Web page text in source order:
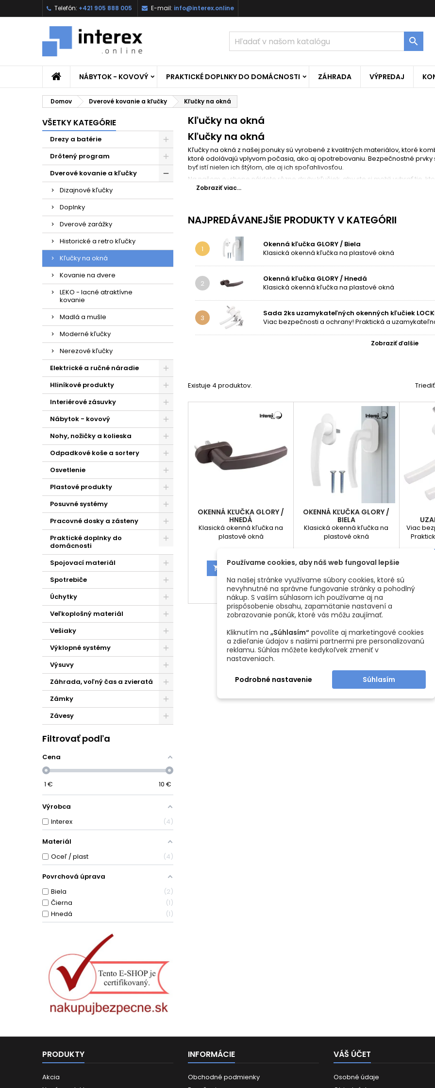
Telefón: +421 905 888 005 E-mail: info@interex.online

NÁBYTOK - KOVOVÝ PRAKTICKÉ DOPLNKY DO DOMÁCNOSTI ZÁHRADA VÝPREDAJ
Domov Dverové kovanie a kľučky Kľučky na okná
VŠETKY KATEGÓRIE
Drezy a batérie
Drôtený program
Dverové kovanie a kľučky
Dizajnové kľučky
Doplnky
Dverové zarážky
Historické a retro kľučky
Kľučky na okná
Kovanie na dvere
LEKO - lacné atraktívne
kovanie
Madlá a mušle
Moderné kľučky
Nerezové kľučky
Elektrické a ručné náradie
Hliníkové produkty
Interiérové zásuvky
Nábytok - kovový
Nohy, nožičky a kolieska
Odpadkové koše a sortery
Osvetlenie
Plastové produkty
Posuvné systémy
Pracovné dosky a zásteny
Praktické doplnky do
domácnosti
Spojovací materiál
Spotrebiče
Úchytky
Veľkoplošný materiál
Vešiaky
Výklopné systémy
Výsuvy
Záhrada, voľný čas a zvieratá
Zámky
Závesy
Filtrovať podľa
Cena
1 € 10 €
Výrobca
Interex
4
Materiál
Oceľ / plast
4
Povrchová úprava
Biela
2
Čierna
1
Hnedá
1
Kľučky na okná
Kľučky na okná
Kľučky na okná z našej ponuky sú vyrobené z kvalitných materiálov, ktoré
ktoré odolávajú vplyvom počasia, ako aj opotrebovaniu. Bezpečnostné
byť istí nielen ich štýlom, ale aj ich spoľahlivosťou.
Na našom e-shope nájdete rôzne druhy kľučiek, aby ste si mohli vybrať tie,
klasickýchaž po
údržbu okenných kľučiek
nemusíte mať žiadne starosti. Stačí ich
nečistôt. Pre dlhodobú životnosť odporúčame pravidelné mazanie
Pre zjednotenie štýlu vašej domácnosti si prezrite celú ponuku našich
Zobraziť viac...
NAJPREDÁVANEJŠIE PRODUKTY V KATEGÓRII
1
Okenná kľučka GLORY / Biela
Klasická okenná kľučka na plastové okná
2
Okenná kľučka GLORY / Hnedá
Klasická okenná kľučka na plastové okná
3
Sada 2ks uzamykateľných okenných kľučiek
Zobraziť ďalšie
Existuje 4 produktov.
OKENNÁ KĽUČKA GLORY /
HNEDÁ
Klasická okenná kľučka na
plastové okná

OKENNÁ KĽUČKA GLORY /
BIELA
Klasická okenná kľučka na
plastové okná
Vložiť do košíka
Viac
okenná
rám
ako
Zobrazuje sa 1 - 4 z 4
PRODUKTY
Akcia
INFORMÁCIE
Obchodné podmienky
VÁŠ ÚČET
Osobné údaje
Používame cookies, aby náš web fungoval lepšie
Na našej stránke využívame súbory cookies, ktoré sú
nevyhnutné na správne fungovanie stránky a pohodlný
nákup. S vaším súhlasom ich používame aj na
prispôsobenie obsahu, zapamätanie nastavení a
zobrazovanie ponúk, ktoré vás môžu zaujímať.
Kliknutím na „Súhlasím“ povolíte aj marketingové cookies
a zdieľanie údajov s našimi partnermi pre personalizovanú
reklamu. Súhlas môžete kedykoľvek zmeniť v
nastaveniach.
Podrobné nastavenie Súhlasím